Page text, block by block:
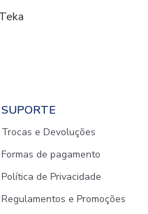
SUPORTE
Trocas e Devoluções
Formas de pagamento
Política de Privacidade
Regulamentos e Promoções